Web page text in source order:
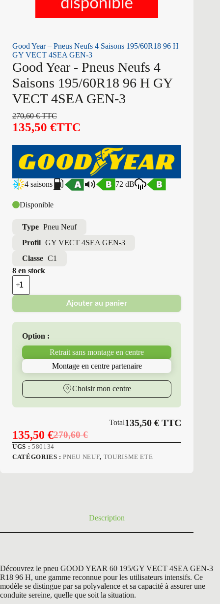
Good Year – Pneus Neufs 4 Saisons 195/60R18 96 H
GY VECT 4SEA GEN-3
Good Year - Pneus Neufs 4
Saisons 195/60R18 96 H GY
VECT 4SEA GEN-3
270,60€TTC
135,50 €TTC
4 saisons 72 dB
Disponible
Type Pneu Neuf
Profil GY VECT 4SEA GEN-3
Classe C1
8 en stock
quantité
de
Good
-
Pneus
Saisons
4SEA
GEN-
Ajouter au panier
Option :
Retrait sans montage en centre
Montage en centre partenaire
Choisir mon centre
Total135,50€ TTC
270,60€
Le
prix
135,50 €
Le
prix
UGS : 580134
CATÉGORIES :PNEU NEUF, TOURISME ETE
Description
Découvrez le pneu GOOD YEAR 60 195/GY VECT 4SEA GEN-3
R18 96 H, une gamme reconnue pour les utilisateurs intensifs. Ce
modèle se distingue par sa polyvalence et sa capacité à assurer une
conduite sereine, quelle que soit la situation.